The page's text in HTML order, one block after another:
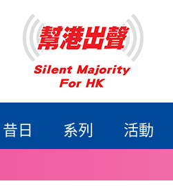
昔日 系列 活動